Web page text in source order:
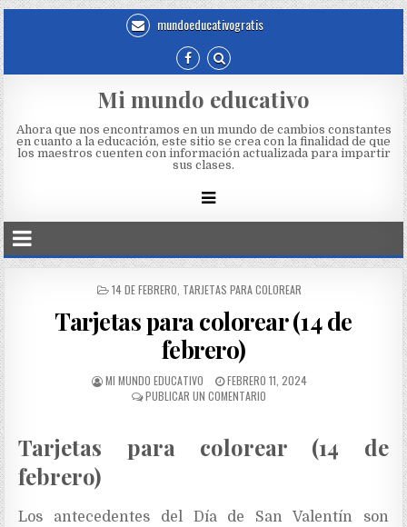
mundoeducativogratis
Mi mundo educativo
Ahora que nos encontramos en un mundo de cambios constantes
en cuanto a la educación, este sitio se crea con la finalidad de que
los maestros cuenten con información actualizada para impartir
sus clases.
14 DE FEBRERO TARJETAS PARA COLOREAR
Tarjetas para colorear (14 de
febrero)
MI MUNDO EDUCATIVO
FEBRERO 11, 2024
PUBLICAR UN COMENTARIO
Tarjetas para colorear (14 de
febrero)
Los antecedentes del Día de San Valentín son